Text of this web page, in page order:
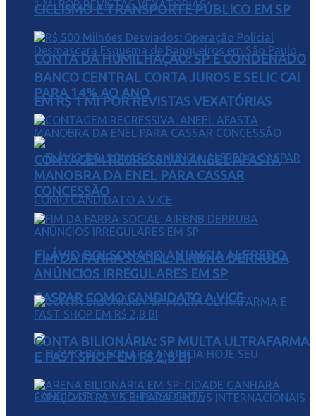
CONTA DA HUMILHAÇÃO: SP É CONDENADO
EM R$ 1 MI POR REVISTAS VEXATÓRIAS
FLÁVIO BOLSONARO ANUNCIA ALFREDO
GASPAR COMO CANDIDATO A VICE
CICLISMO E TRANSPORTE PÚBLICO EM SP
BANCO CENTRAL CORTA JUROS E SELIC CAI
PARA 14% AO ANO
CONTAGEM REGRESSIVA: ANEEL AFASTA
MANOBRA DA ENEL PARA CASSAR
CONCESSÃO
FIM DA FARRA SOCIAL: AIRBNB DERRUBA
ANÚNCIOS IRREGULARES EM SP
CONTA BILIONÁRIA: SP MULTA ULTRAFARMA
E FAST SHOP EM R$ 2,8 BI